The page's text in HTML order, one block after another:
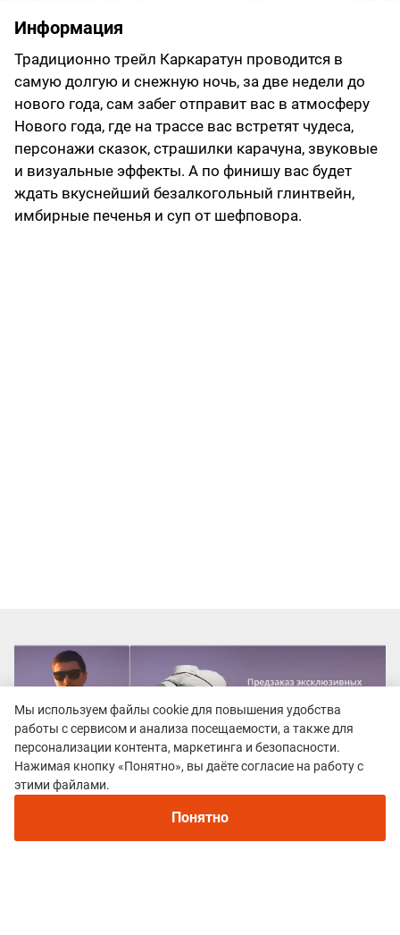
Информация
Традиционно трейл Каркаратун проводится в
самую долгую и снежную ночь, за две недели до
нового года, сам забег отправит вас в атмосферу
Нового года, где на трассе вас встретят чудеса,
персонажи сказок, страшилки карачуна, звуковые
и визуальные эффекты. А по финишу вас будет
ждать вкуснейший безалкогольный глинтвейн,
имбирные печенья и суп от шефповора.
Рекомендуем
Непромокаемые кроссовки для бега зимой и
трейлраннинга 2026. Для города и
Мы используем файлы cookie для повышения удобства
работы с сервисом и анализа посещаемости, а также для
персонализации контента, маркетинга и безопасности.
Нажимая кнопку «Понятно», вы даёте согласие на работу с
этими файлами.
Понятно